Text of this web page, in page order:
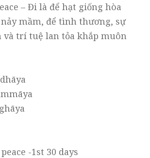
– Đi là để hạt giống hòa
mầm, để tình thương, sự
và trí tuệ lan tỏa khắp muôn